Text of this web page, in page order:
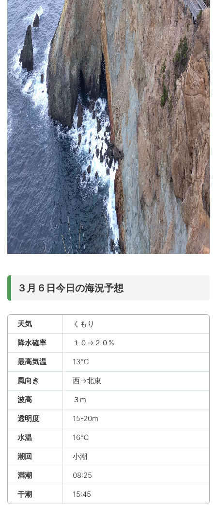
３月６日今日の海況予想
天気 くもり
降水確率 １０→２０%
最高気温 13℃
風向き 西→北東
波高 ３m
透明度 15-20m
水温 16℃
潮回 小潮
満潮 08:25
干潮 15:45